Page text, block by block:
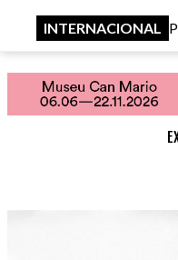
INTERNACIONAL